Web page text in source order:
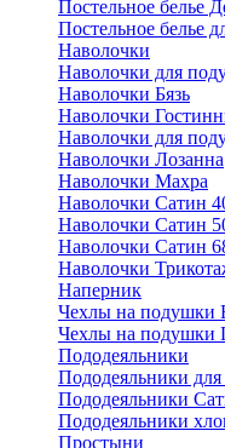
Постельное белье
Постельное белье
Наволочки
Наволочки для
Наволочки Бязь
Наволочки
Наволочки для
Наволочки Лозанна
Наволочки Махра
Наволочки Сатин
Наволочки Сатин
Наволочки Сатин
Наволочки
Наперник
Чехлы на подушки
Чехлы на подушки
Пододеяльники
Пододеяльники
Пододеяльники
Пододеяльники
Простыни